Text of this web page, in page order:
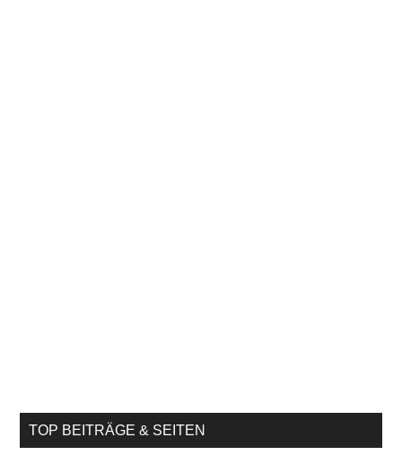
TOP BEITRÄGE & SEITEN